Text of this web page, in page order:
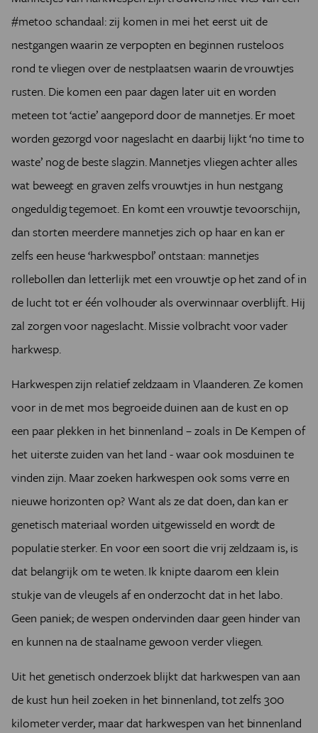
#metoo schandaal: zij komen in mei het eerst uit de
nestgangen waarin ze verpopten en beginnen rusteloos
rond te vliegen over de nestplaatsen waarin de vrouwtjes
rusten. Die komen een paar dagen later uit en worden
meteen tot ‘actie’ aangepord door de mannetjes. Er moet
worden gezorgd voor nageslacht en daarbij lijkt ‘no time to
waste’ nog de beste slagzin. Mannetjes vliegen achter alles
wat beweegt en graven zelfs vrouwtjes in hun nestgang
ongeduldig tegemoet. En komt een vrouwtje tevoorschijn,
dan storten meerdere mannetjes zich op haar en kan er
zelfs een heuse ‘harkwespbol’ ontstaan: mannetjes
rollebollen dan letterlijk met een vrouwtje op het zand of in
de lucht tot er één volhouder als overwinnaar overblijft. Hij
zal zorgen voor nageslacht. Missie volbracht voor vader
harkwesp.
Harkwespen zijn relatief zeldzaam in Vlaanderen. Ze komen
voor in de met mos begroeide duinen aan de kust en op
een paar plekken in het binnenland – zoals in De Kempen of
het uiterste zuiden van het land - waar ook mosduinen te
vinden zijn. Maar zoeken harkwespen ook soms verre en
nieuwe horizonten op? Want als ze dat doen, dan kan er
genetisch materiaal worden uitgewisseld en wordt de
populatie sterker. En voor een soort die vrij zeldzaam is, is
dat belangrijk om te weten. Ik knipte daarom een klein
stukje van de vleugels af en onderzocht dat in het labo.
Geen paniek; de wespen ondervinden daar geen hinder van
en kunnen na de staalname gewoon verder vliegen.
Uit het genetisch onderzoek blijkt dat harkwespen van aan
de kust hun heil zoeken in het binnenland, tot zelfs 300
kilometer verder, maar dat harkwespen van het binnenland